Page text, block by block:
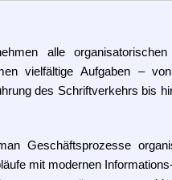
alle
vielfältige Aufgaben –
des Schriftverkehrs bis
Geschäftsprozesse
mit modernen